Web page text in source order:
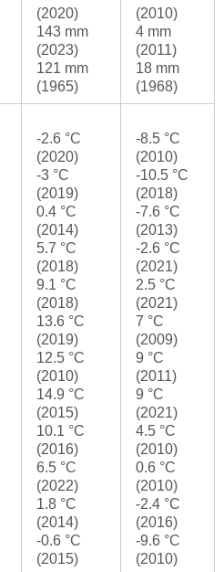
(2020)
143 mm
(2023)
121 mm
(1965)
(2010)
4 mm
(2011)
18 mm
(1968)
-2.6 °C
(2020)
-3 °C
(2019)
0.4 °C
(2014)
5.7 °C
(2018)
9.1 °C
(2018)
13.6 °C
(2019)
12.5 °C
(2010)
14.9 °C
(2015)
10.1 °C
(2016)
6.5 °C
(2022)
1.8 °C
(2014)
-0.6 °C
(2015)
-8.5 °C
(2010)
-10.5 °C
(2018)
-7.6 °C
(2013)
-2.6 °C
(2021)
2.5 °C
(2021)
7 °C
(2009)
9 °C
(2011)
9 °C
(2021)
4.5 °C
(2010)
0.6 °C
(2010)
-2.4 °C
(2016)
-9.6 °C
(2010)